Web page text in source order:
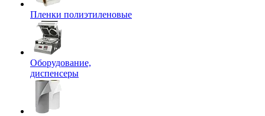
Пленки полиэтиленовые
Оборудование,
диспенсеры